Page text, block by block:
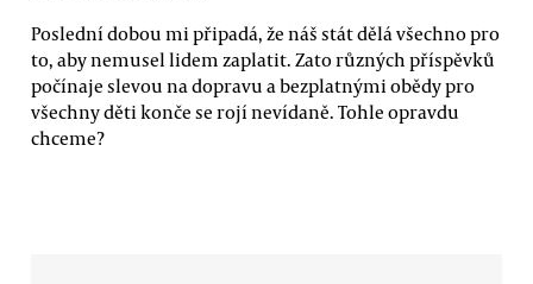
Poslední dobou mi připadá, že náš stát dělá všechno pro
to, aby nemusel lidem zaplatit. Zato různých příspěvků
počínaje slevou na dopravu a bezplatnými obědy pro
všechny děti konče se rojí nevídaně. Tohle opravdu
chceme?